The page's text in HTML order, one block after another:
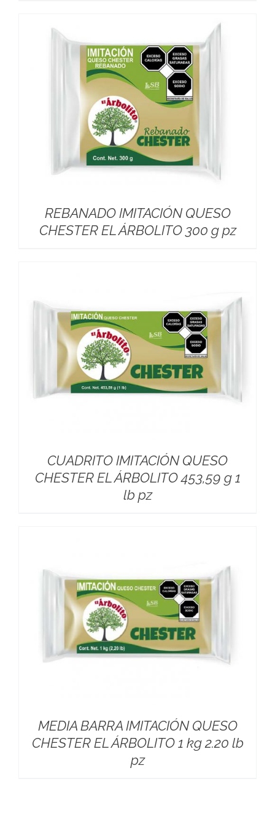
REBANADO IMITACIÓN QUESO
CHESTER EL ÁRBOLITO 300 g pz
CUADRITO IMITACIÓN QUESO
CHESTER EL ÁRBOLITO 453,59 g 1
lb pz
MEDIA BARRA IMITACIÓN QUESO
CHESTER EL ÁRBOLITO 1 kg 2.20 lb
pz